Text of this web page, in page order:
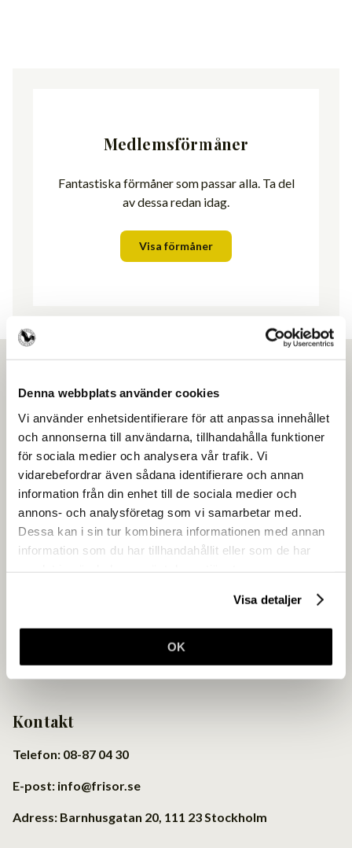
Denna webbplats använder cookies
Vi använder enhetsidentifierare för att anpassa innehållet
och annonserna till användarna, tillhandahålla funktioner
för sociala medier och analysera vår trafik. Vi
vidarebefordrar även sådana identifierare och annan
information från din enhet till de sociala medier och
annons- och analysföretag som vi samarbetar med.
Dessa kan i sin tur kombinera informationen med annan
information som du har tillhandahållit eller som de har
Visa detaljer
OK
Medlemsförmåner
Fantastiska förmåner som passar alla. Ta del
av dessa redan idag.
Visa förmåner
Ansök om medlemskap
Gör som över 4500 andra frisörföretagare
Ansök om medlemskap
Kontakt
Telefon: 08-87 04 30
E-post: info@frisor.se
Adress: Barnhusgatan 20, 111 23 Stockholm